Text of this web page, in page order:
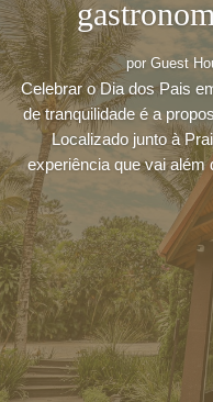
por Guest
Celebrar o Dia dos Pais
de tranquilidade é a
Localizado junto à
experiência que vai além